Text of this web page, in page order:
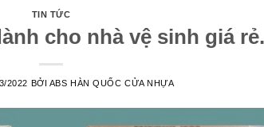
TIN TỨC
cho nhà vệ sinh giá rẻ.
2022 BỞI ABS HÀN QUỐC CỬA NHỰA